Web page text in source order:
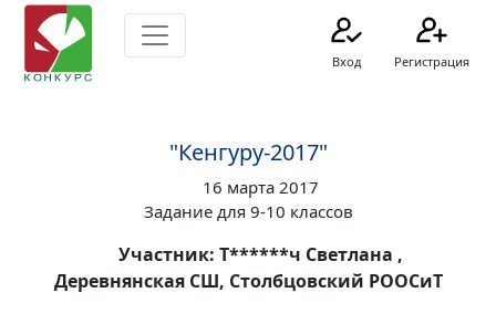
Вход Регистрация
"Кенгуру-2017"
16 марта 2017
Задание для 9-10 классов
Участник: Т******ч Светлана ,
Деревнянская СШ, Столбцовский РООСиТ